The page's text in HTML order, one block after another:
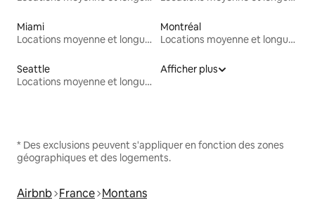
Miami
Locations moyenne et longue durée
Montréal
Locations moyenne et longue durée
Seattle
Locations moyenne et longue durée
Afficher plus
* Des exclusions peuvent s'appliquer en fonction des zones
géographiques et des logements.
Airbnb France Montans